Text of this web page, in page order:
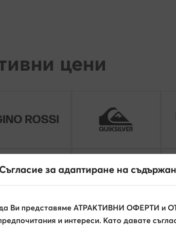
цени
Съгласие за адаптиране на
Ви представяме АТРАКТИВНИ ОФЕРТИ и
и интереси. Като давате